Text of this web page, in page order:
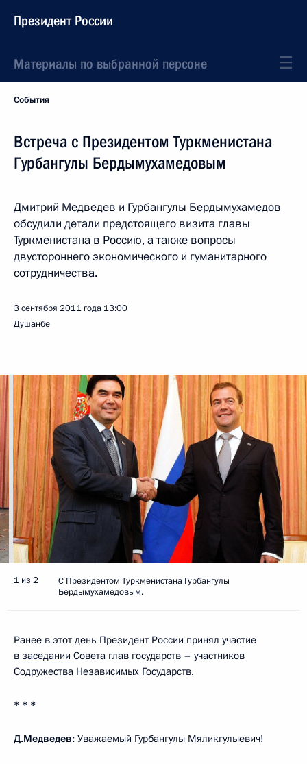
Президент России
Материалы по выбранной персоне
События
Встреча с Президентом Туркменистана
Гурбангулы Бердымухамедовым
Дмитрий Медведев и Гурбангулы Бердымухамедов
обсудили детали предстоящего визита главы
Туркменистана в Россию, а также вопросы
двустороннего экономического и гуманитарного
сотрудничества.
3 сентября 2011 года 13:00
Душанбе
1 из 2
С Президентом Туркменистана Гурбангулы
Бердымухамедовым.
Ранее в этот день Президент России принял участие
в заседании Совета глав государств – участников
Содружества Независимых Государств.
* * *
Д.Медведев: Уважаемый Гурбангулы Мяликгулыевич!